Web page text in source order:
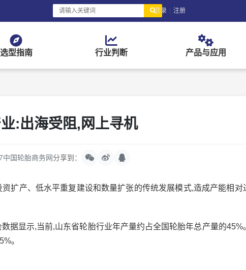
登录 | 注册
选型指南 行业判断 产品与应用
:出海受阻,网上寻机
中国轮胎商务网分享到：
产、低水平重复建设和数量扩张的传统发展模式,造成产能相对
显示,当前,山东省轮胎行业年产量约占全国轮胎年总产量的45%
。